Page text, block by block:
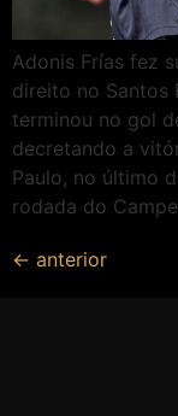
Adonis Frías fez
direito no Santos
terminou no gol
decretando a
Paulo, no último
rodada do
← anterior